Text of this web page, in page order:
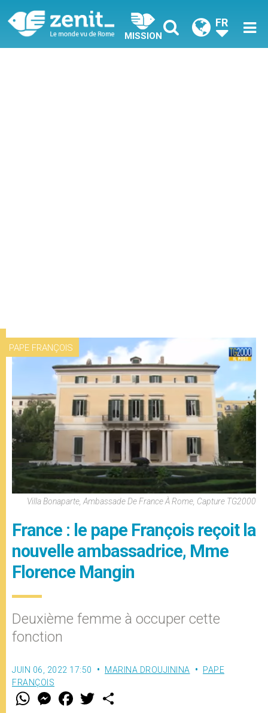
MISSION
FR
PAPE FRANÇOIS
Villa Bonaparte, Ambassade De France À Rome, Capture TG2000
France : le pape François reçoit la
nouvelle ambassadrice, Mme
Florence Mangin
Deuxième femme à occuper cette
fonction
JUIN 06, 2022 17:50 MARINA DROUJININA
PAPE
FRANÇOIS
W M
e
F
a w